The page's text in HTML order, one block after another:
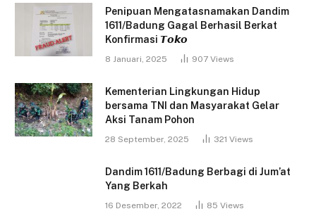
Penipuan Mengatasnamakan Dandim
1611/Badung Gagal Berhasil Berkat
Konfirmasi 𝙏𝙤𝙠𝙤
8 Januari, 2025 907 Views
Kementerian Lingkungan Hidup
bersama TNI dan Masyarakat Gelar
Aksi Tanam Pohon
28 September, 2025 321 Views
Dandim 1611/Badung Berbagi di Jum’at
Yang Berkah
16 Desember, 2022 85 Views